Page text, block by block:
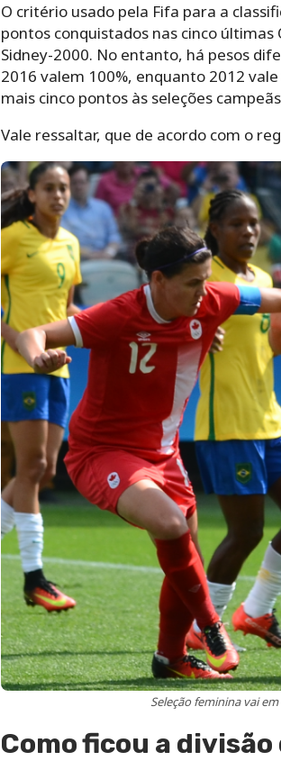
O critério usado pela Fifa para a
pontos conquistados nas cinco
Sidney-2000. No entanto, há pesos
2016 valem 100%, enquanto 2012
mais cinco pontos às seleções
Vale ressaltar, que de acordo com o
Seleção feminina vai
Como ficou a